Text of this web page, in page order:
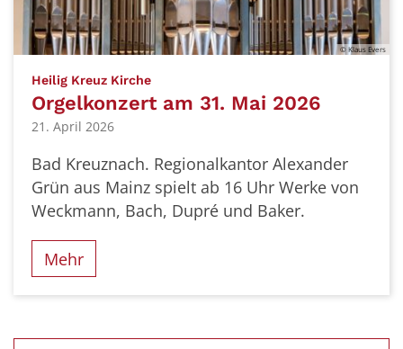
© Klaus Evers
Heilig Kreuz Kirche:
Orgelkonzert am 31. Mai 2026
21. April 2026
Bad Kreuznach. Regionalkantor Alexander
Grün aus Mainz spielt ab 16 Uhr Werke von
Weckmann, Bach, Dupré und Baker.
Mehr